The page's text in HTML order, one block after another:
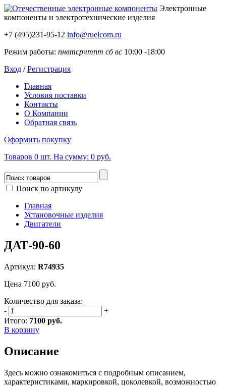
Электронные
компоненты и электротехнические изделия
+7 (495)231-95-12 info@ruelcom.ru
Режим работы: пнвтсрчтпт сб вс 10:00 -18:00
Вход /Регистрация
Главная
Условия поставки
Контакты
О Компании
Обратная связь
Оформить покупку
Товаров 0 шт. На сумму: 0 руб.
Поиск по артикулу
Главная
Установочные изделия
Двигатели
ДАТ-90-60
Артикул: R74935
Цена 7100 руб.
Количество для заказа:
-
+
Итого: 7100 руб.
В корзину
Описание
Здесь можно ознакомиться с подробным описанием,
характеристиками, маркировкой, цоколевкой, возможностью